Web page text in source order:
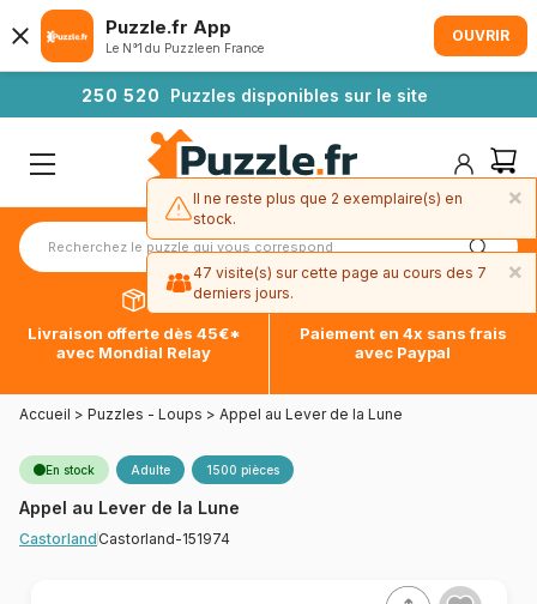
250 520 Puzzles disponibles sur le site
Livraison offerte dès 45€*
avec Mondial Relay
Paiement en 4x sans frais
avec Paypal
Accueil > Puzzles - Loups > Appel au Lever de la Lune
En stock Adulte 1500 pièces
Appel au Lever de la Lune
Castorland Castorland-151974
Puzzle.fr App
Le N°1 du Puzzle en France
OUVRIR
×
Il ne reste plus que 2 exemplaire(s) en
stock.
×
47 visite(s) sur cette page au cours des 7
derniers jours.